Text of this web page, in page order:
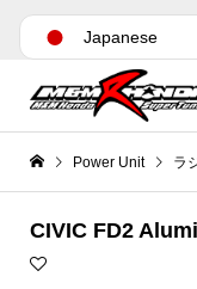
Power Unit ラ
CIVIC FD2
Japanese